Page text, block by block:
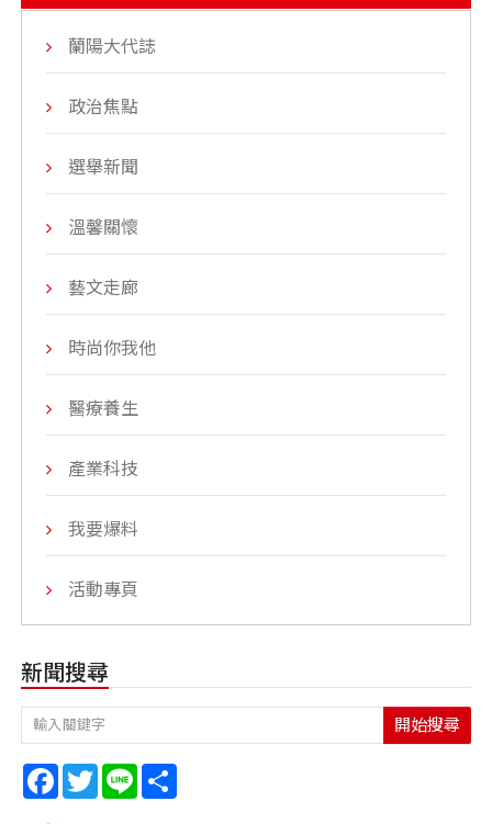
蘭陽大代誌
政治焦點
選舉新聞
溫馨關懷
藝文走廊
時尚你我他
醫療養生
產業科技
我要爆料
活動專頁
新聞搜尋
開始搜尋
Facebook
TwitterLine